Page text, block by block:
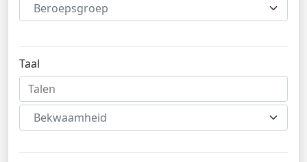
Beroepsgroep
Taal
Bekwaamheid